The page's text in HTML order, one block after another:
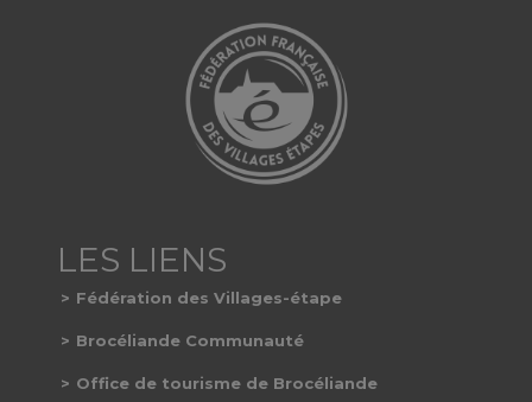
Fédération des Villages-étape
Brocéliande Communauté
Office de tourisme de Brocéliande